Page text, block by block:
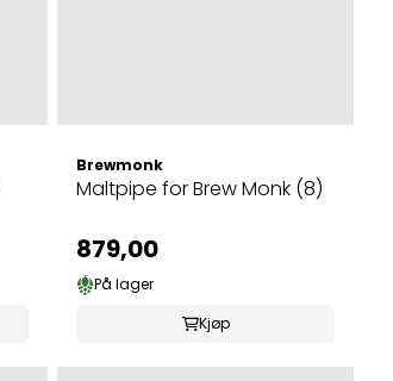
Brewmonk
Maltpipe for Brew Monk (8)
879,00
På lager
Kjøp